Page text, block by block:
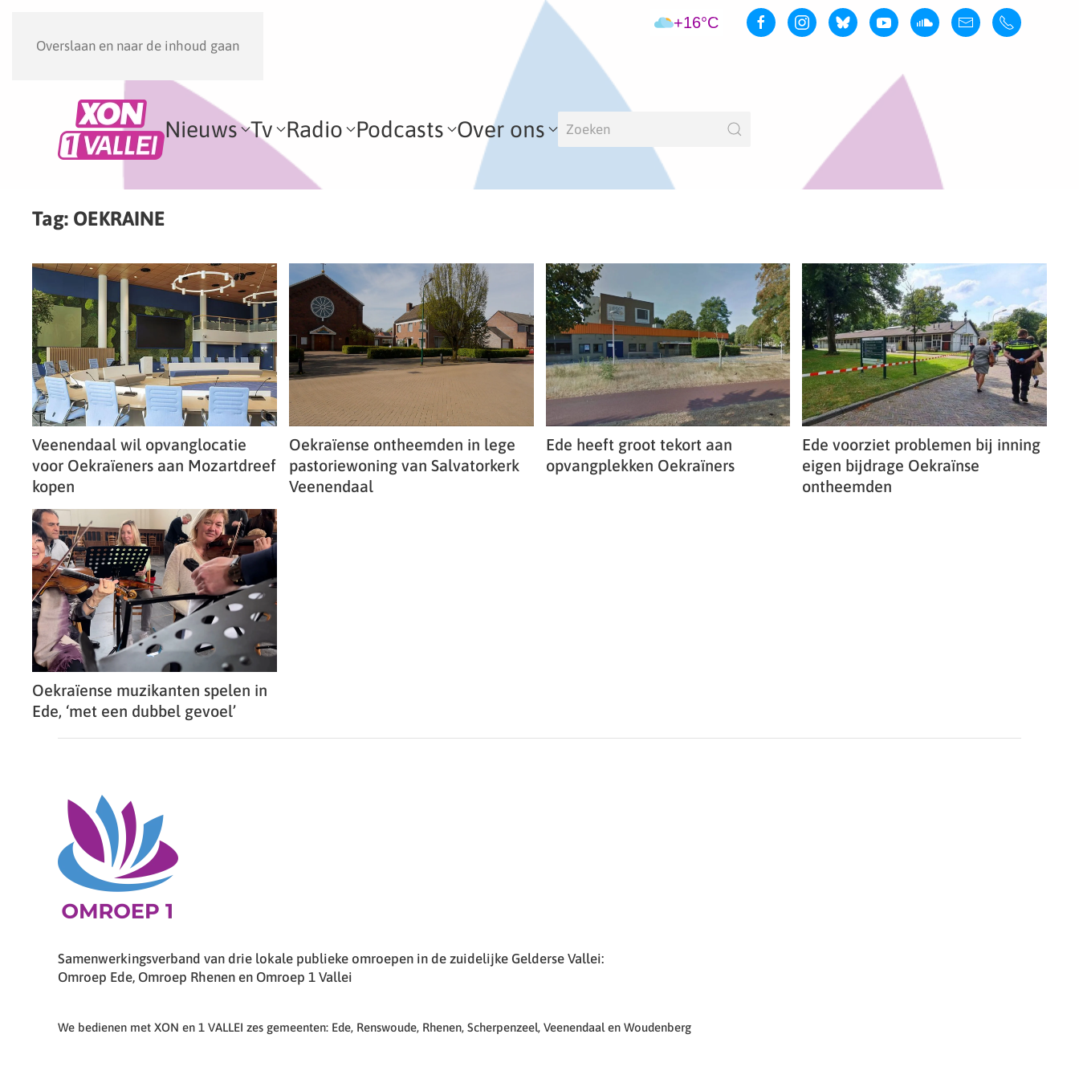
Overslaan en naar de inhoud gaan
+16°C
Nieuws Tv Radio Podcasts Over ons
Tag: OEKRAINE
Veenendaal wil opvanglocatie
voor Oekraïeners aan Mozartdreef
kopen
Oekraïense ontheemden in lege
pastoriewoning van Salvatorkerk
Veenendaal
Ede heeft groot tekort aan
opvangplekken Oekraïners
Ede voorziet problemen bij inning
eigen bijdrage Oekraïnse
ontheemden
Oekraïense muzikanten spelen in
Ede, ‘met een dubbel gevoel’
Samenwerkingsverband van drie lokale publieke omroepen in de zuidelijke Gelderse Vallei:
Omroep Ede, Omroep Rhenen en Omroep 1 Vallei
We bedienen met XON en 1 VALLEI zes gemeenten: Ede, Renswoude, Rhenen, Scherpenzeel, Veenendaal en Woudenberg